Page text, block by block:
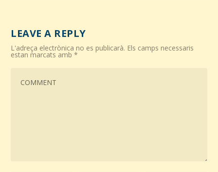
LEAVE A REPLY
L'adreça electrònica no es publicarà. Els camps necessaris
estan marcats amb*